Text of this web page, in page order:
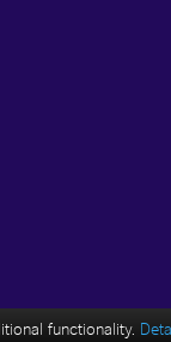
functionality.